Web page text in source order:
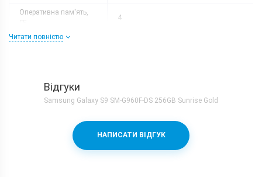
Оперативна пам'ять,
4
Роздільна здатність
Процесор
Samsung Exynos 9810 + Mali-
G72MP18
Читати повністю
Відгуки
Samsung Galaxy S9 SM-G960F-DS 256GB Sunrise Gold
НАПИСАТИ ВІДГУК